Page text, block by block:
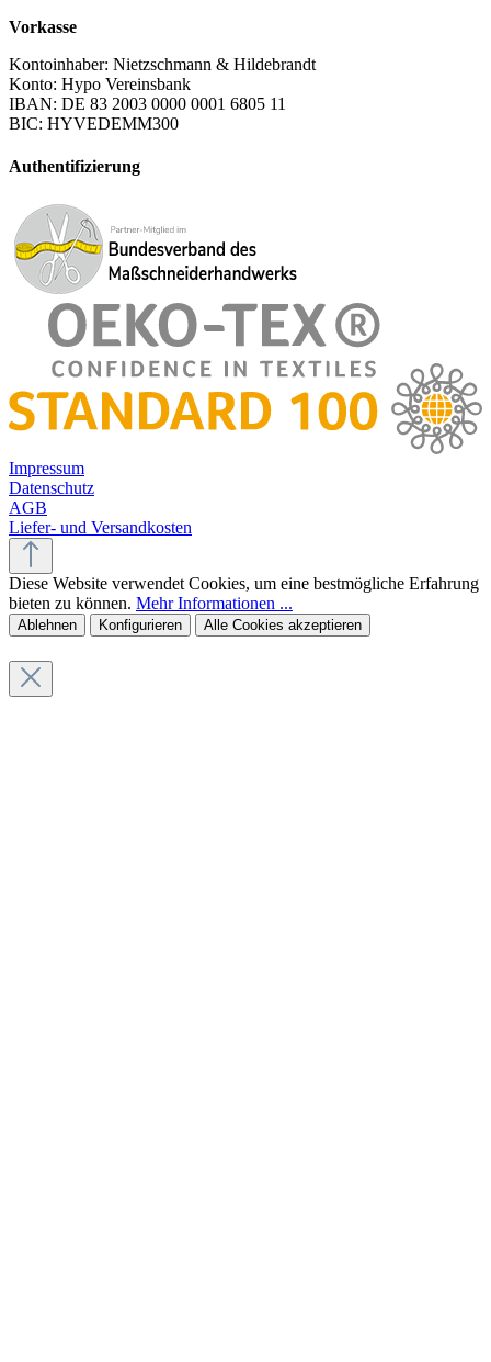
Vorkasse
Kontoinhaber: Nietzschmann & Hildebrandt
Konto: Hypo Vereinsbank
IBAN: DE 83 2003 0000 0001 6805 11
BIC: HYVEDEMM300
Authentifizierung
Impressum
Datenschutz
AGB
Liefer- und Versandkosten
Diese Website verwendet Cookies, um eine bestmögliche Erfahrung
bieten zu können. Mehr Informationen ...
Ablehnen Konfigurieren Alle Cookies akzeptieren